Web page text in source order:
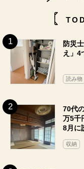
防災
え」4
読み物
70代
万5千
8月に
収納